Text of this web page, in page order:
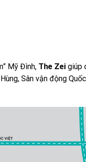
Mỹ Đình, The Zei giúp
Sân vận động